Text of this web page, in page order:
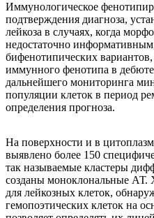
Иммунологическое
подтверждения диагноза,
лейкоза в случаях, когда
недостаточно
бифенотипических
иммунного фенотипа в
дальнейшего мониторинга
популяции клеток в период
определения прогноза.
На поверхности и в
выявлено более 150
так называемые кластеры
созданы моноклональные АТ.
для лейкозных клеток,
гемопоэтических клеток на